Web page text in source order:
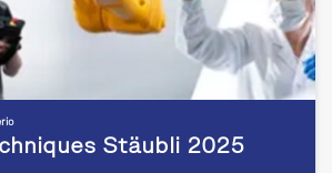
Stäubli 2025